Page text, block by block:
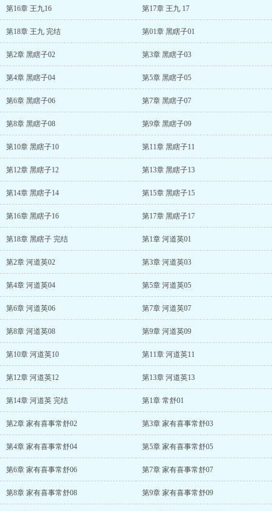
第16章 王九16 第17章 王九 17
第18章 王九 完结 第01章 黑瞎子01
第2章 黑瞎子02 第3章 黑瞎子03
第4章 黑瞎子04 第5章 黑瞎子05
第6章 黑瞎子06 第7章 黑瞎子07
第8章 黑瞎子08 第9章 黑瞎子09
第10章 黑瞎子10 第11章 黑瞎子11
第12章 黑瞎子12 第13章 黑瞎子13
第14章 黑瞎子14 第15章 黑瞎子15
第16章 黑瞎子16 第17章 黑瞎子17
第18章 黑瞎子 完结 第1章 河道英01
第2章 河道英02 第3章 河道英03
第4章 河道英04 第5章 河道英05
第6章 河道英06 第7章 河道英07
第8章 河道英08 第9章 河道英09
第10章 河道英10 第11章 河道英11
第12章 河道英12 第13章 河道英13
第14章 河道英 完结 第1章 常舒01
第2章 家有喜事常舒02 第3章 家有喜事常舒03
第4章 家有喜事常舒04 第5章 家有喜事常舒05
第6章 家有喜事常舒06 第7章 家有喜事常舒07
第8章 家有喜事常舒08 第9章 家有喜事常舒09